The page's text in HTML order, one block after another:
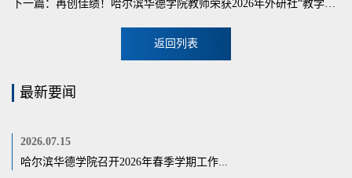
返回列表
最新要闻
2026.07.15
哈尔滨华德学院召开2026年春季学期工作...